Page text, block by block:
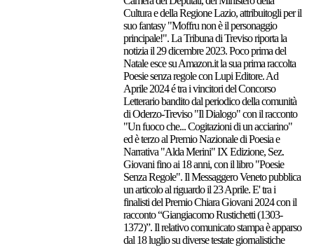
Cultura e della Regione Lazio, attribuitogli per il
suo fantasy "Moffru non è il personaggio
principale!". La Tribuna di Treviso riporta la
notizia il 29 dicembre 2023. Poco prima del
Natale esce su Amazon.it la sua prima raccolta
Poesie senza regole con Lupi Editore. Ad
Aprile 2024 é tra i vincitori del Concorso
Letterario bandito dal periodico della comunità
di Oderzo-Treviso "Il Dialogo" con il racconto
"Un fuoco che... Cogitazioni di un acciarino"
ed è terzo al Premio Nazionale di Poesia e
Narrativa "Alda Merini" IX Edizione, Sez.
Giovani fino ai 18 anni, con il libro "Poesie
Senza Regole". Il Messaggero Veneto pubblica
un articolo al riguardo il 23 Aprile. E' tra i
finalisti del Premio Chiara Giovani 2024 con il
racconto “Giangiacomo Rustichetti (1303-
1372)”. Il relativo comunicato stampa è apparso
dal 18 luglio su diverse testate giornalistiche